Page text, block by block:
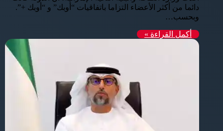
دائما من أكثر الأعضاء التزاما باتفاقيات “أوبك” و “أوبك +”.
وبحسب…
أكمل القراءة »